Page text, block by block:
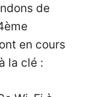
de
en cours
la clé :